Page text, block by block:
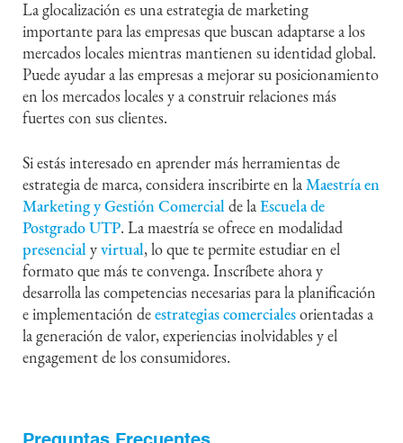
La glocalización es una estrategia de marketing
importante para las empresas que buscan adaptarse a los
mercados locales mientras mantienen su identidad global.
Puede ayudar a las empresas a mejorar su posicionamiento
en los mercados locales y a construir relaciones más
fuertes con sus clientes.
Si estás interesado en aprender más herramientas de
estrategia de marca, considera inscribirte en laMaestría en
Marketing y Gestión Comercial de laEscuela de
Postgrado UTP. La maestría se ofrece en modalidad
presencial yvirtual, lo que te permite estudiar en el
formato que más te convenga. Inscríbete ahora y
desarrolla las competencias necesarias para la planificación
e implementación deestrategias comercialesorientadas a
la generación de valor, experiencias inolvidables y el
engagement de los consumidores.